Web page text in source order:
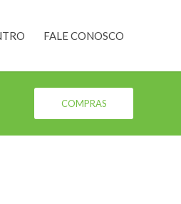
FALE CONOSCO
COMPRAS